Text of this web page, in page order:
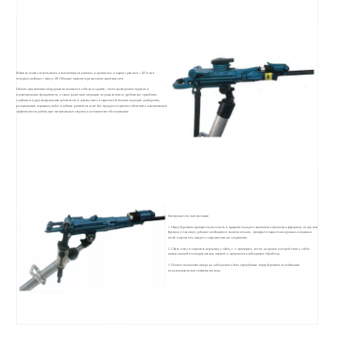
Машину можно использовать в высокогорных районах, на равнинах, в жарких районах с 40° или в
холодных районах с минус 40°.Обладает широким диапазоном адаптивности.
Область применения оборудования включает в себя снос зданий, геологоразведочное бурение и
проектирование фундаментов, а также различные операции по расщеплению, дроблению, трамбовке,
сгребанию и другим функциям цементного и асфальтового покрытия.Он больше подходит для бурения,
раскалывания, взрывных работ и добычи различных шахт.Все продукты стремятся обеспечить максимальную
эффективность работы при минимальных затратах на техническое обслуживание.
Инструкция по эксплуатации:
1. Перед бурением проверьте целостность и вращение каждого компонента (включая перфоратор, опору или
буровую установку), добавьте необходимое смазочное масло, проверьте гладкость воздушных и водяных
путей и прочность каждого соединительного соединения.
2. Сбить стену и запросить верхушку у забоя, т. е. проверить, нет ли на кровле и второй стене у забоя
живых камней и незакрепленных камней, и произвести необходимую обработку.
3. Плоское положение шпура на забое должно быть утрамбовано перед бурением во избежание
соскальзывания или смещения шпура.